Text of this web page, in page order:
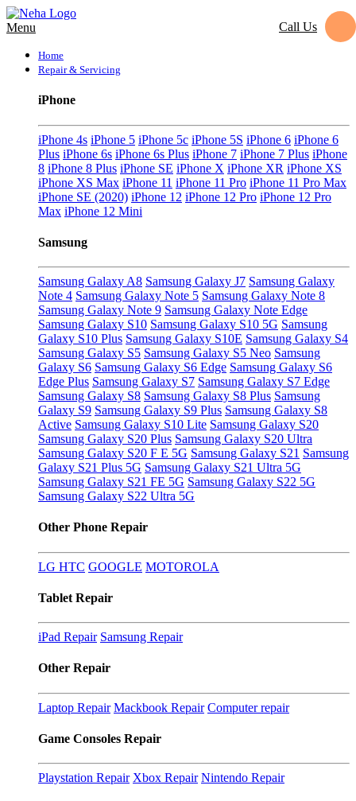
Menu Call Us
Home
Repair & Servicing
iPhone
iPhone 4s iPhone 5 iPhone 5c iPhone 5S iPhone 6 iPhone 6
Plus iPhone 6s iPhone 6s Plus iPhone 7 iPhone 7 Plus iPhone
8 iPhone 8 Plus iPhone SE iPhone X iPhone XR iPhone XS
iPhone XS Max iPhone 11 iPhone 11 Pro iPhone 11 Pro Max
iPhone SE (2020) iPhone 12 iPhone 12 Pro iPhone 12 Pro
Max iPhone 12 Mini
Samsung
Samsung Galaxy A8 Samsung Galaxy J7 Samsung Galaxy
Note 4 Samsung Galaxy Note 5 Samsung Galaxy Note 8
Samsung Galaxy Note 9 Samsung Galaxy Note Edge
Samsung Galaxy S10 Samsung Galaxy S10 5G Samsung
Galaxy S10 Plus Samsung Galaxy S10E Samsung Galaxy S4
Samsung Galaxy S5 Samsung Galaxy S5 Neo Samsung
Galaxy S6 Samsung Galaxy S6 Edge Samsung Galaxy S6
Edge Plus Samsung Galaxy S7 Samsung Galaxy S7 Edge
Samsung Galaxy S8 Samsung Galaxy S8 Plus Samsung
Galaxy S9 Samsung Galaxy S9 Plus Samsung Galaxy S8
Active Samsung Galaxy S10 Lite Samsung Galaxy S20
Samsung Galaxy S20 Plus Samsung Galaxy S20 Ultra
Samsung Galaxy S20 F E 5G Samsung Galaxy S21 Samsung
Galaxy S21 Plus 5G Samsung Galaxy S21 Ultra 5G
Samsung Galaxy S21 FE 5G Samsung Galaxy S22 5G
Samsung Galaxy S22 Ultra 5G
Other Phone Repair
LG HTC GOOGLE MOTOROLA
Tablet Repair
iPad Repair Samsung Repair
Other Repair
Laptop Repair Mackbook Repair Computer repair
Game Consoles Repair
Playstation Repair Xbox Repair Nintendo Repair